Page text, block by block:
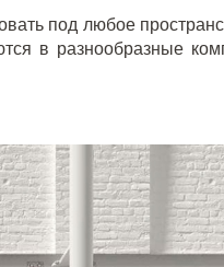
под любое
в разнообразные